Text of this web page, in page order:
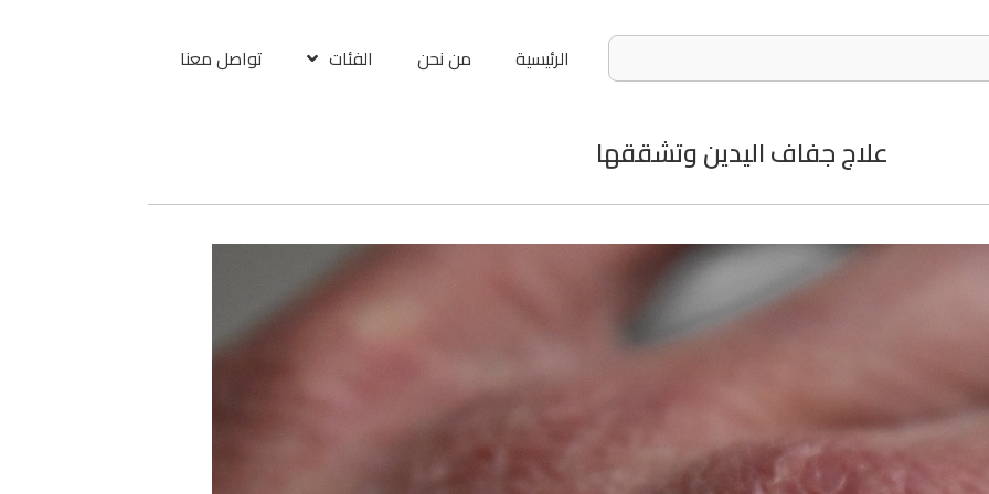
الرئيسية من نحن الفئات تواصل معنا
علاج جفاف اليدين وتشققها